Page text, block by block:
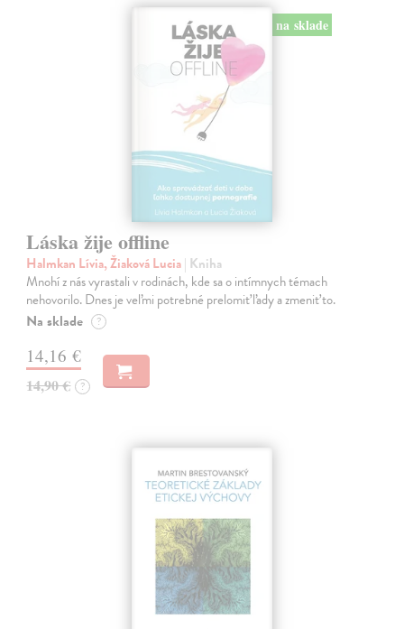
na sklade
Láska žije offline
Halmkan Lívia, Žiaková Lucia| Kniha
Mnohí z nás vyrastali v rodinách, kde sa o intímnych témach
nehovorilo. Dnes je veľmi potrebné prelomiť ľady a zmeniť to.
Na sklade ?
14,16 €
14,90 € ?